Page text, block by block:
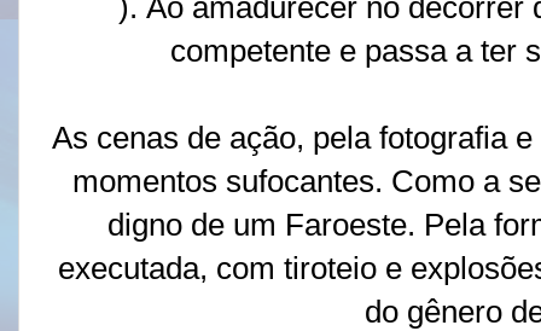
). Ao amadurecer no decorrer
competente e passa a ter
As cenas de ação, pela fotografia
momentos sufocantes. Como a
digno de um Faroeste. Pela
executada, com tiroteio e
do gênero